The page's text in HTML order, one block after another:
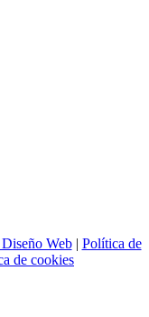
Web| Política de
de cookies